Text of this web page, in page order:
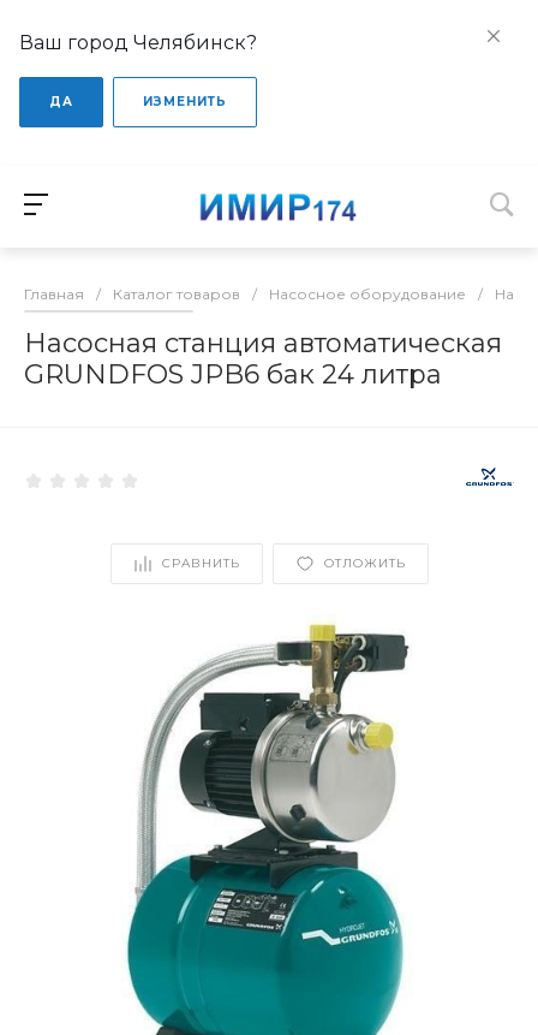
Ваш город Челябинск?
ДА ИЗМЕНИТЬ
Главная / Каталог товаров / Насосное оборудование /
Насосная станция автоматическая
GRUNDFOS JPB6 бак 24 литра
СРАВНИТЬ ОТЛОЖИТЬ